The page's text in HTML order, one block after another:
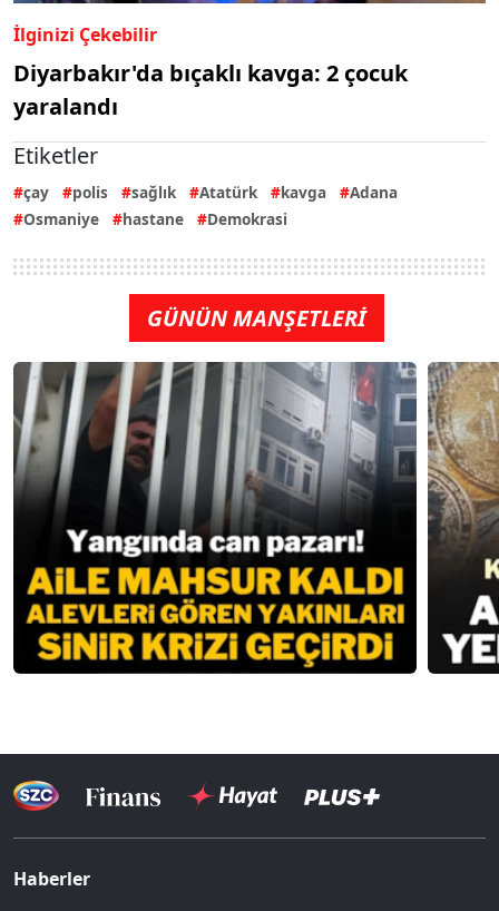
İlginizi Çekebilir
Diyarbakır'da bıçaklı kavga: 2 çocuk
yaralandı
Etiketler
çay polis sağlık Atatürk kavga
Adana
Osmaniye
hastane Demokrasi
GÜNÜN MANŞETLERİ
Haberler